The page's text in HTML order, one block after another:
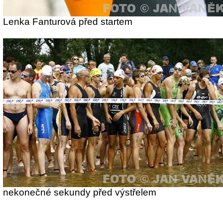
Lenka Fanturová před startem
nekonečné sekundy před výstřelem